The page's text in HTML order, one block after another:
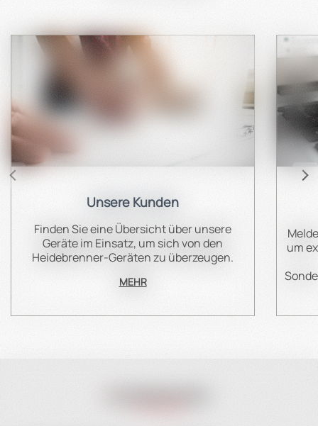
Unsere Kunden
Finden Sie eine Übersicht über unsere
Geräte im Einsatz, um sich von den
Heidebrenner-Geräten zu überzeugen.
MEHR
um